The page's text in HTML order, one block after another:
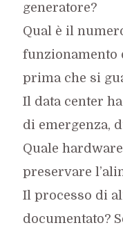
generatore?
Qual è il
funzionamento
prima che si
Il data center
di emergenza,
Quale
preservare
Il processo di
documentato?